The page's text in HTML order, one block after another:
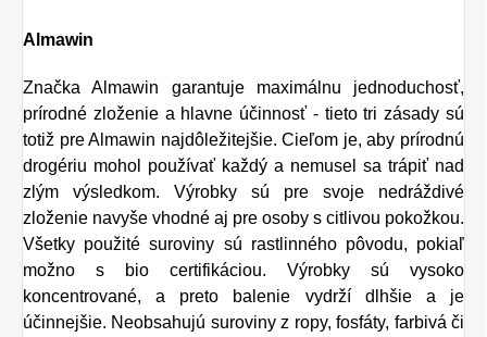
Almawin
Značka Almawin garantuje maximálnu jednoduchosť,
prírodné zloženie a hlavne účinnosť - tieto tri zásady sú
totiž pre Almawin najdôležitejšie. Cieľom je, aby prírodnú
drogériu mohol používať každý a nemusel sa trápiť nad
zlým výsledkom. Výrobky sú pre svoje nedráždivé
zloženie navyše vhodné aj pre osoby s citlivou pokožkou.
Všetky použité suroviny sú rastlinného pôvodu, pokiaľ
možno s bio certifikáciou. Výrobky sú vysoko
koncentrované, a preto balenie vydrží dlhšie a je
účinnejšie. Neobsahujú suroviny z ropy, fosfáty, farbivá či